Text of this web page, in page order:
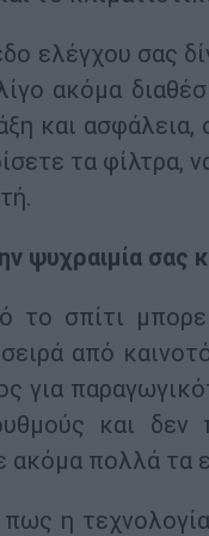
ελέγχου σας
ακόμα
και
τα φίλτρα,
ψυχραιμία σας
το σπίτι
από
για
και δεν
ακόμα πολλά τα
πως η